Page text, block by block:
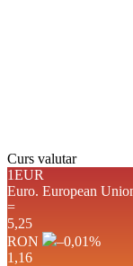
Curs valutar
1EUR
Euro. European
=
5,25
RON
–0,01%
1,16